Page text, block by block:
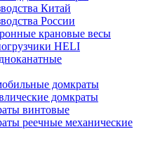
Китай
России
крановые весы
HELI
домкраты
домкраты
винтовые
реечные механические